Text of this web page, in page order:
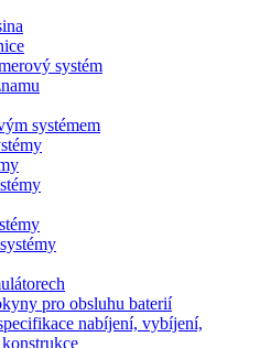
systém
systémem
pro obsluhu baterií
nabíjení, vybíjení,